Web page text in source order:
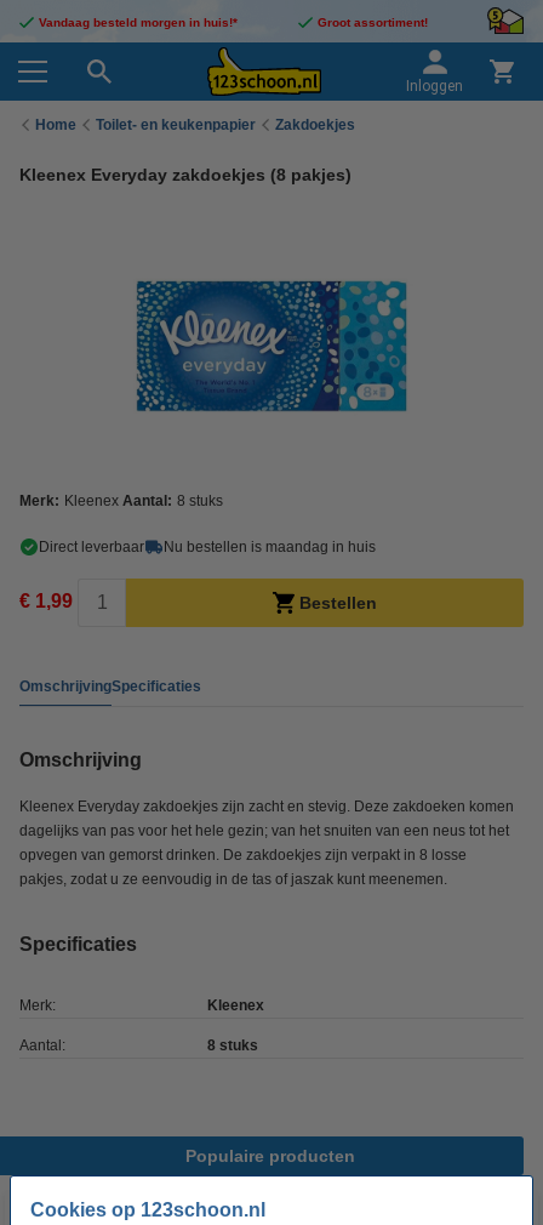
Cookies op 123schoon.nl
Vandaag besteld morgen in huis!* Groot assortiment!
Inloggen
Home Toilet- en keukenpapier Zakdoekjes
Kleenex Everyday zakdoekjes (8 pakjes)
Merk: Kleenex Aantal: 8 stuks
Direct leverbaar Nu bestellen is maandag in huis
€ 1,99 Bestellen
OmschrijvingSpecificaties
Omschrijving
Kleenex Everyday zakdoekjes zijn zacht en stevig. Deze zakdoeken komen
dagelijks van pas voor het hele gezin; van het snuiten van een neus tot het
opvegen van gemorst drinken. De zakdoekjes zijn verpakt in 8 losse
pakjes, zodat u ze eenvoudig in de tas of jaszak kunt meenemen.
Specificaties
Merk: Kleenex
Aantal: 8 stuks
Populaire producten